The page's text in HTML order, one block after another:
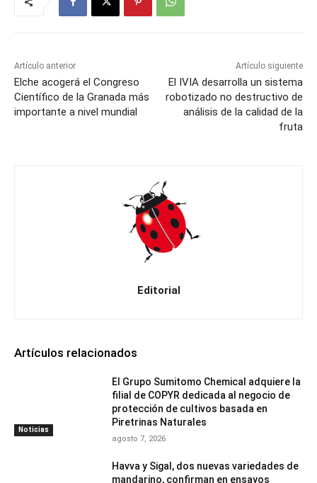
Artículo anterior
Elche acogerá el Congreso
Científico de la Granada más
importante a nivel mundial
Artículo siguiente
El IVIA desarrolla un sistema
robotizado no destructivo de
análisis de la calidad de la
fruta
Editorial
Artículos relacionados
Noticias
El Grupo Sumitomo Chemical adquiere la
filial de COPYR dedicada al negocio de
protección de cultivos basada en
Piretrinas Naturales
agosto 7, 2026
Havva y Sigal, dos nuevas variedades de
mandarino, confirman en ensayos